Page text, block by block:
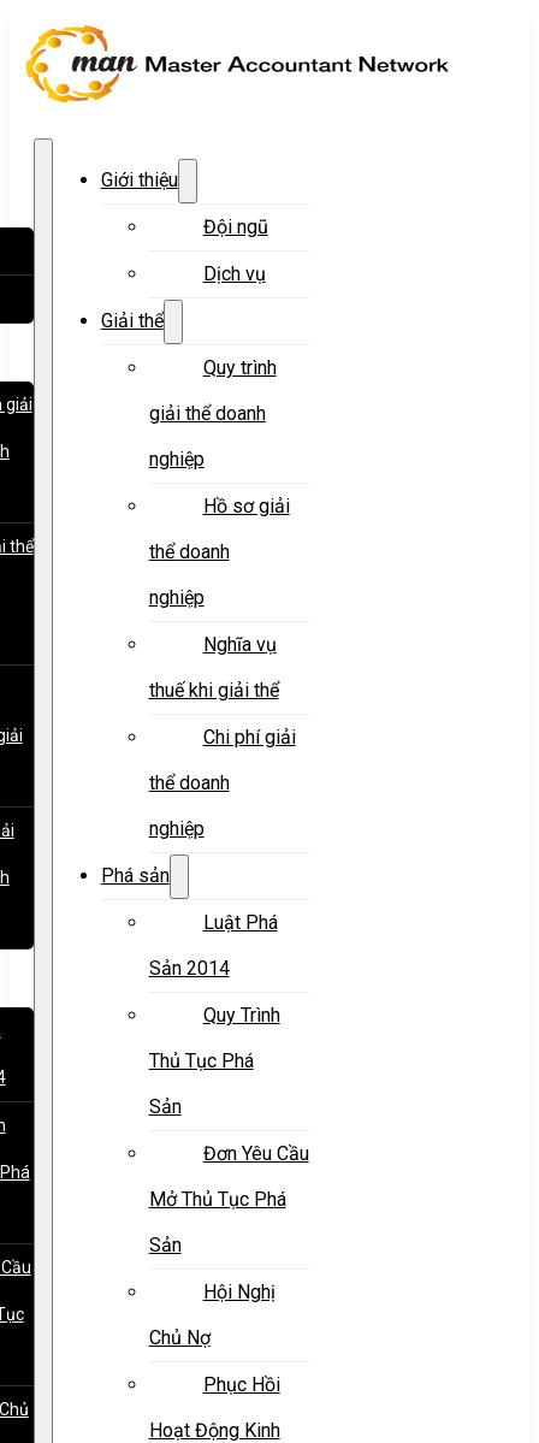
giải
thể
Giới thiệu
Đội ngũ
Dịch vụ
Giải thể
Quy trình
giải thể doanh
nghiệp
Hồ sơ giải
thể doanh
nghiệp
Nghĩa vụ
thuế khi giải thể
Chi phí giải
thể doanh
nghiệp
Phá sản
Luật Phá
Sản 2014
Quy Trình
Thủ Tục Phá
Sản
Đơn Yêu Cầu
Mở Thủ Tục Phá
Sản
Hội Nghị
Chủ Nợ
Phục Hồi
Hoạt Động Kinh